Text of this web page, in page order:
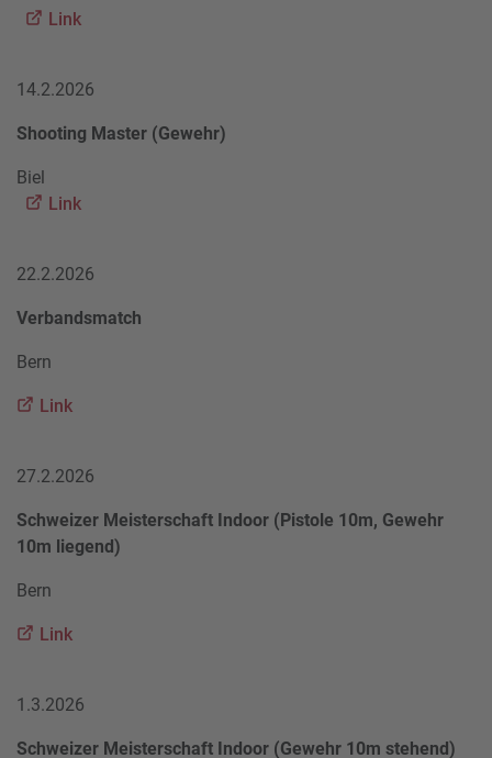
Link
14.2.2026
Shooting Master (Gewehr)
Biel
Link
22.2.2026
Verbandsmatch
Bern
Link
27.2.2026
Schweizer Meisterschaft Indoor (Pistole 10m, Gewehr
10m liegend)
Bern
Link
1.3.2026
Schweizer Meisterschaft Indoor (Gewehr 10m stehend)